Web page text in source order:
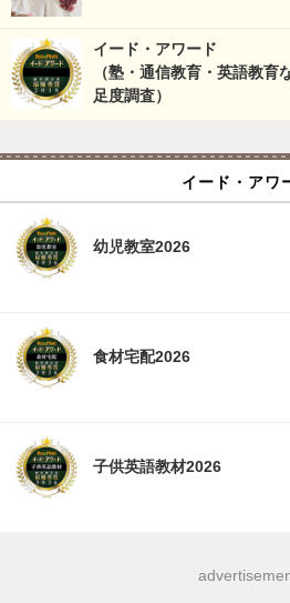
イード・アワード
（塾・通信教育・英語教
足度調査）
イード・アワ
幼児教室2026
食材宅配2026
子供英語教材2026